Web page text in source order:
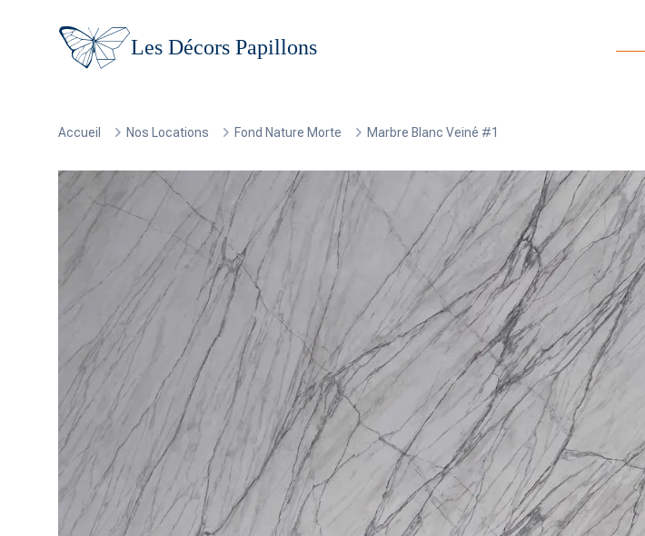
Les Décors Papillons
Accueil Nos Locations Fond Nature Morte Marbre Blanc Veiné #1